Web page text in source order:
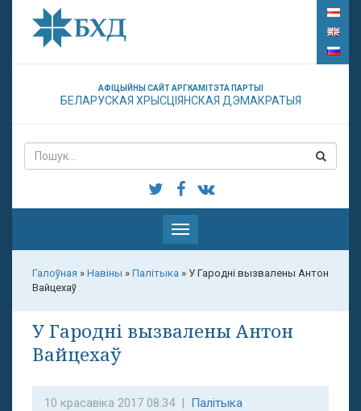
АФІЦЫЙНЫ САЙТ АРГКАМІТЭТА ПАРТЫІ
БЕЛАРУСКАЯ ХРЫСЦІЯНСКАЯ ДЭМАКРАТЫЯ
Паказаць
меню
Галоўная » Навіны » Палітыка » У Гародні вызвалены Антон
Вайцехаў
У Гародні вызвалены Антон
Вайцехаў
10 красавіка 2017 08:34 | Палітыка